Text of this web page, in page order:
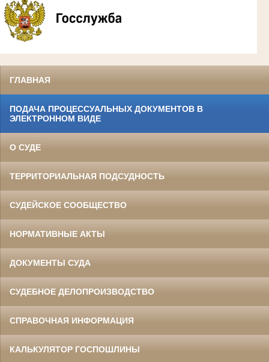
ГЛАВНАЯ
ПОДАЧА ПРОЦЕССУАЛЬНЫХ ДОКУМЕНТОВ В
ЭЛЕКТРОННОМ ВИДЕ
О СУДЕ
ТЕРРИТОРИАЛЬНАЯ ПОДСУДНОСТЬ
СУДЕЙСКОЕ СООБЩЕСТВО
НОРМАТИВНЫЕ АКТЫ
ДОКУМЕНТЫ СУДА
СУДЕБНОЕ ДЕЛОПРОИЗВОДСТВО
СПРАВОЧНАЯ ИНФОРМАЦИЯ
КАЛЬКУЛЯТОР ГОСПОШЛИНЫ